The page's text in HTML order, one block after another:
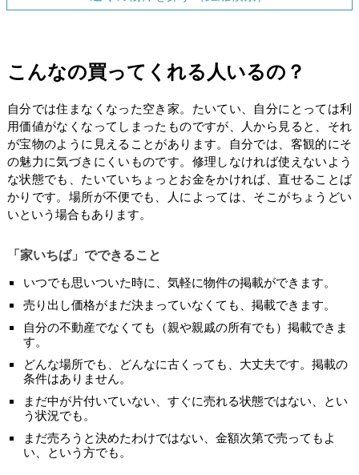
こんなの買ってくれる人いるの？
自分では住まなくなった空き家。たいてい、自分にとっては利
用価値がなくなってしまったものですが、人から見ると、それ
が宝物のように見えることがあります。自分では、客観的にそ
の魅力に気づきにくいものです。修理しなければ使えないよう
な状態でも、たいていちょっとお金をかければ、直せることば
かりです。場所が不便でも、人によっては、そこがちょうどい
いという場合もあります。
「家いちば」でできること
いつでも思いついた時に、気軽に物件の掲載ができます。
売り出し価格がまだ決まっていなくても、掲載できます。
自分の不動産でなくても（親や親戚の所有でも）掲載できま
す。
どんな場所でも、どんなに古くっても、大丈夫です。掲載の
条件はありません。
まだ中が片付いていない、すぐに売れる状態ではない、とい
う状況でも。
まだ売ろうと決めたわけではない、金額次第で売ってもよ
い、という方でも。